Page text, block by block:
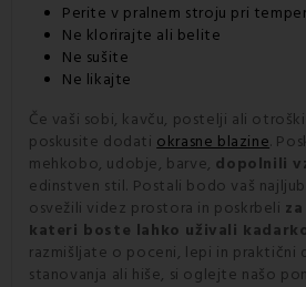
Perite v pralnem stroju pri
Ne klorirajte ali belite
Ne sušite
Ne likajte
Če vaši sobi, kavču, postelji ali
poskusite dodati okrasne blazine.
mehkobo, udobje, barve, dopolnili
edinstven stil. Postali bodo vaš
osvežili videz prostora in poskrbeli
kateri boste lahko uživali
razmišljate o poceni, lepi in praktični
stanovanja ali hiše, si oglejte našo